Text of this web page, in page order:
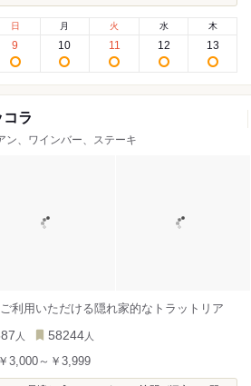
日
9
月
10
火
11
水
12
木
13
コラ
ン、ワインバー、ステーキ
利用いただける隠れ家的なトラットリア
人 58244 人
￥3,000～￥3,999